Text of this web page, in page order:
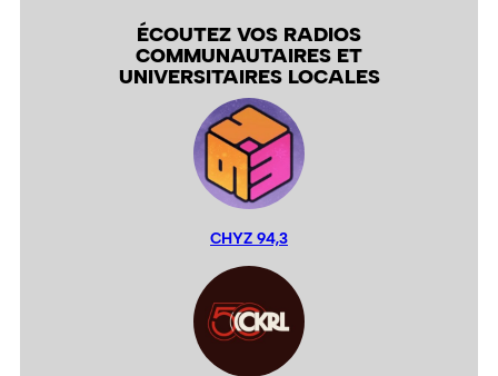
ÉCOUTEZ VOS RADIOS
COMMUNAUTAIRES ET
UNIVERSITAIRES LOCALES
CHYZ 94,3